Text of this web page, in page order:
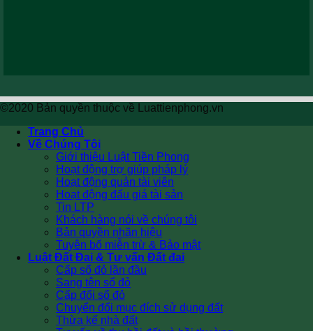
©2020 Bản quyền thuộc về Luattienphong.vn
Trang Chủ
Về Chúng Tôi
Giới thiệu Luật Tiền Phong
Hoạt động trợ giúp pháp lý
Hoạt động quản tài viên
Hoạt động đấu giá tài sản
Tin LTP
Khách hàng nói về chúng tôi
Bản quyền nhãn hiệu
Tuyên bố miễn trừ & Bảo mật
Luật Đất Đai & Tư vấn Đất đai
Cấp sổ đỏ lần đầu
Sang tên sổ đỏ
Cấp đổi sổ đỏ
Chuyển đổi mục đích sử dụng đất
Thừa kế nhà đất